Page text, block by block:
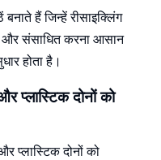
हैं जिन्हें रीसाइक्लिंग
और संसाधित करना आसान
होता है।
प्लास्टिक दोनों को
प्लास्टिक दोनों को